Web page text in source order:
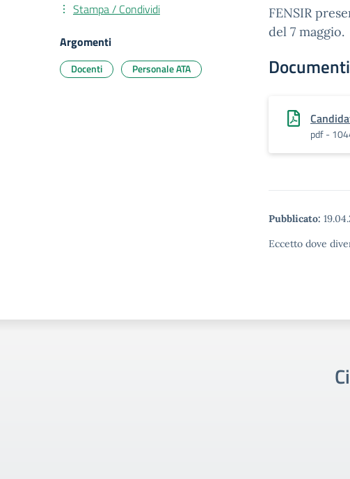
FENSIR
del 7 maggio.
Documenti
pdf -
Pubblicato:
Eccetto dove
Stampa / Condividi
Argomenti
Docenti Personale ATA